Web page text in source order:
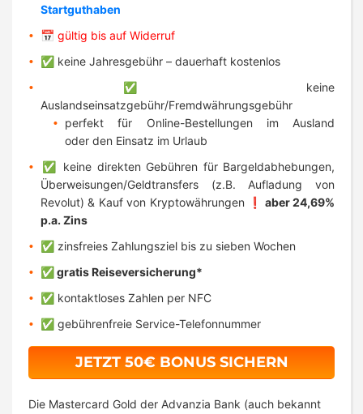
Startguthaben
📅 gültig bis auf Widerruf
✅ keine Jahresgebühr – dauerhaft kostenlos
✅
keine
Auslandseinsatzgebühr/Fremdwährungsgebühr
perfekt für Online-Bestellungen im Ausland
oder den Einsatz im Urlaub
✅
keine direkten Gebühren für Bargeldabhebungen,
Überweisungen/Geldtransfers (z.B. Aufladung von
Revolut) & Kauf von Kryptowährungen ❗
aber 24,69%
p.a. Zins
✅ zinsfreies Zahlungsziel bis zu sieben Wochen
✅ gratis Reiseversicherung*
✅ kontaktloses Zahlen per NFC
✅ gebührenfreie Service-Telefonnummer
JETZT 50€ BONUS SICHERN
Die Mastercard Gold der Advanzia Bank (auch bekannt